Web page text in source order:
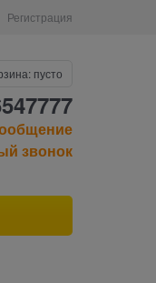
Регистрация
пусто
звонок